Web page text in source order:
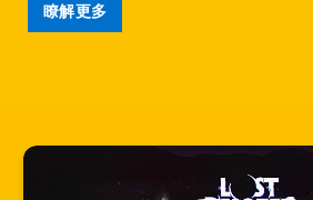
瞭解更多